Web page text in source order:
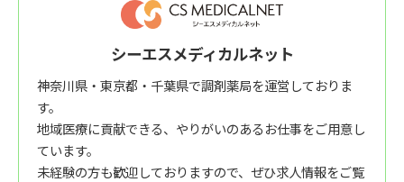
シーエスメディカルネット
神奈川県・東京都・千葉県で調剤薬局を運営しておりま
す。
地域医療に貢献できる、やりがいのあるお仕事をご用意し
ています。
未経験の方も歓迎しておりますので、ぜひ求人情報をご覧